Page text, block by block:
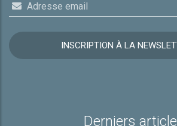
Adresse email
INSCRIPTION À LA
Derniers